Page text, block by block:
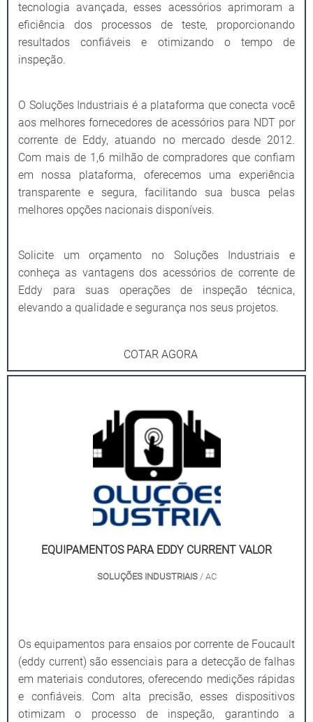
tecnologia avançada, esses acessórios aprimoram a
eficiência dos processos de teste, proporcionando
resultados confiáveis e otimizando o tempo de
inspeção.
O Soluções Industriais é a plataforma que conecta você
aos melhores fornecedores de acessórios para NDT por
corrente de Eddy, atuando no mercado desde 2012.
Com mais de 1,6 milhão de compradores que confiam
em nossa plataforma, oferecemos uma experiência
transparente e segura, facilitando sua busca pelas
melhores opções nacionais disponíveis.
Solicite um orçamento no Soluções Industriais e
conheça as vantagens dos acessórios de corrente de
Eddy para suas operações de inspeção técnica,
elevando a qualidade e segurança nos seus projetos.
COTAR AGORA
EQUIPAMENTOS PARA EDDY CURRENT VALOR
SOLUÇÕES INDUSTRIAIS/ AC
Os equipamentos para ensaios por corrente de Foucault
(eddy current) são essenciais para a detecção de falhas
em materiais condutores, oferecendo medições rápidas
e confiáveis. Com alta precisão, esses dispositivos
otimizam o processo de inspeção, garantindo a